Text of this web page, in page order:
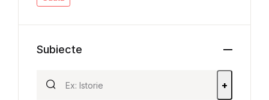
Subiecte
+